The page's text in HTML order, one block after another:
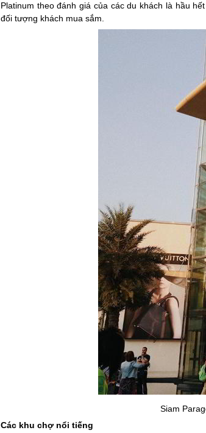
Platinum theo đánh giá của các du khách là hầu
đối tượng khách mua sắm.
Siam
Các khu chợ nổi tiếng